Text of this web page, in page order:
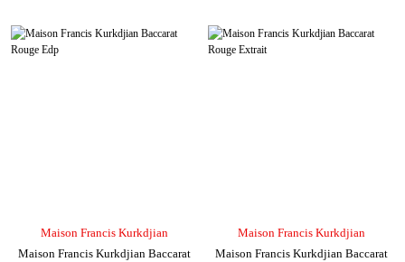
Maison Francis Kurkdjian
Maison Francis Kurkdjian Baccarat
Maison Francis Kurkdjian
Maison Francis Kurkdjian Baccarat